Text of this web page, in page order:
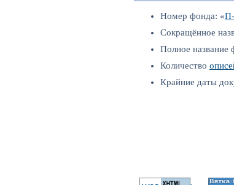
Номер фонда: «
Сокращённое
Полное название
Количество
Крайние даты